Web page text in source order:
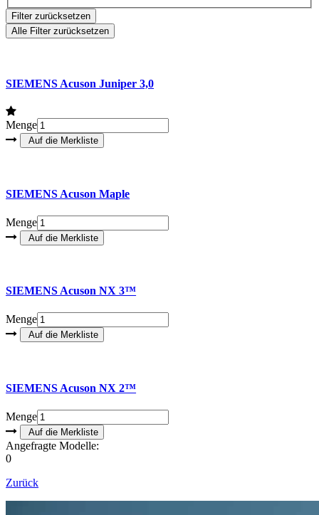
Filter zurücksetzen
Alle Filter zurücksetzen
SIEMENS Acuson Juniper 3,0
Menge
SIEMENS Acuson Maple
Menge
SIEMENS Acuson NX 3™
Menge
SIEMENS Acuson NX 2™
Menge
Angefragte Modelle:
0
Zurück